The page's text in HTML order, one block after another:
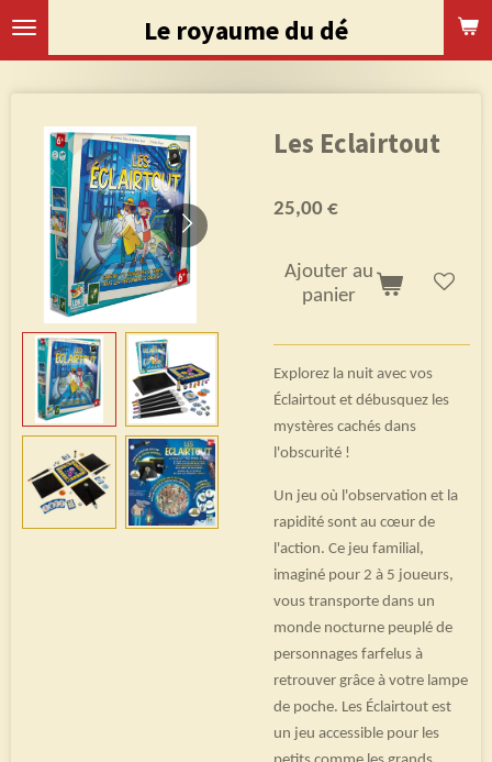
Passer
Le royaume du dé
Les Eclairtout
25,00 €
Ajouter au
panier
Explorez la nuit avec vos
Éclairtout et débusquez les
mystères cachés dans
l'obscurité !
Un jeu où l'observation et la
rapidité sont au cœur de
l'action. Ce jeu familial,
imaginé pour 2 à 5 joueurs,
vous transporte dans un
monde nocturne peuplé de
personnages farfelus à
retrouver grâce à votre lampe
de poche. Les Éclairtout est
un jeu accessible pour les